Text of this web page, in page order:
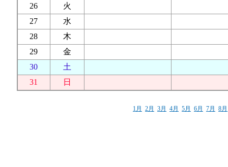
26
火
27
水
28
木
29
金
30
土
31
日
1月 2月 3月 4月 5月 6月 7月 8月